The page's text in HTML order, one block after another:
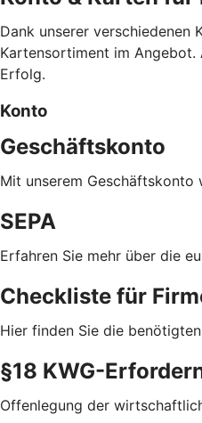
Dank unserer verschiedenen
Kartensortiment im Angebot.
Erfolg.
Konto
Geschäftskonto
Mit unserem Geschäftskonto
SEPA
Erfahren Sie mehr über die
Checkliste für
Hier finden Sie die
§18 KWG-
Offenlegung der